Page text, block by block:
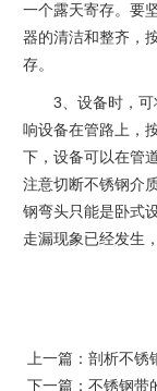
一个露天寄存。要
器的清洁和整齐，
存。
3、设备时，
响设备在管路上，
下，设备可以在管
注意切断不锈钢介
钢弯头只能是卧式
走漏现象已经发生
上一篇：剖析不锈
下一篇：不锈钢带